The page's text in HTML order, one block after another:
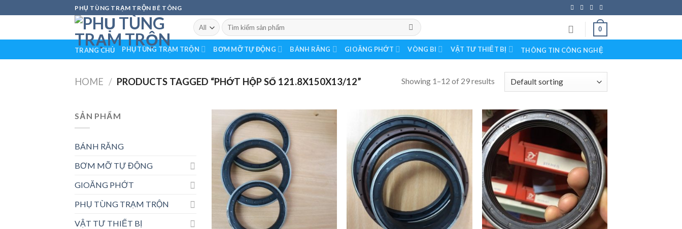
to
PHỤ TÙNG TRẠM TRỘN BÊ TÔNG
Search
for:
0
TRANG CHỦ PHỤ TÙNG TRẠM TRỘN BƠM MỠ TỰ ĐỘNG BÁNH RĂNG GIOĂNG PHỚT VÒNG BI VẬT TƯ THIẾT BỊ THÔNG TIN CÔNG NGHỆ
HOME / PRODUCTS TAGGED “PHỚT HỘP SỐ 121.8X150X13/12” Showing 1–12 of 29 results
SẢN PHẨM
BÁNH RĂNG
BƠM MỠ TỰ ĐỘNG
GIOĂNG PHỚT
PHỤ TÙNG TRẠM TRỘN
VẬT TƯ THIẾT BỊ